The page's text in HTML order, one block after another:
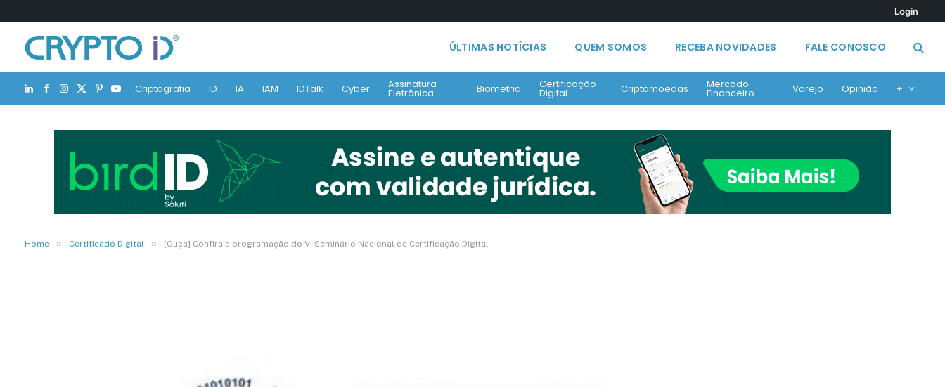
Login
ÚLTIMAS NOTÍCIAS QUEM SOMOS RECEBA NOVIDADES FALE CONOSCO
LinkedIn
Facebook
Instagram
X
(Twitter)
Pinterest
YouTubeCriptografia ID IA IAM IDTalk Cyber Assinatura
Eletrônica Biometria Certificação
Digital Criptomoedas Mercado
Financeiro Varejo Opinião +
Home » Certificado Digital » [Ouça] Confira a programação do VI Seminário Nacional de Certificação Digital